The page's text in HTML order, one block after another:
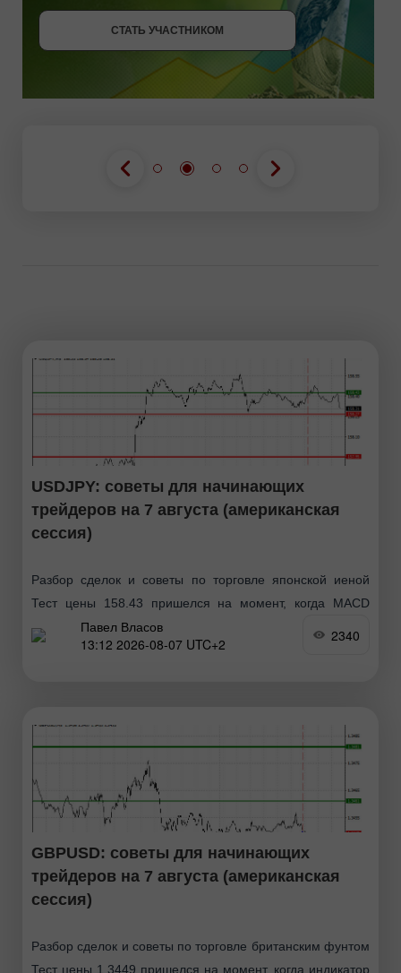
СТАТЬ УЧАСТНИКОМ
СТАТЬ УЧАСТНИКОМ
ПОЛУЧИТЬ БОНУС
USDJPY: советы для начинающих
трейдеров на 7 августа (американская
сессия)
Разбор сделок и советы по торговле японской иеной
Тест цены 158.43 пришелся на момент, когда MACD
только начинал движение вверх от нулевой отметки, что
стало подтверждением правильной точки входа
Павел Власов
13:12 2026-08-07 UTC+2
2340
GBPUSD: советы для начинающих
трейдеров на 7 августа (американская
сессия)
Разбор сделок и советы по торговле британским фунтом
Тест цены 1.3449 пришелся на момент, когда индикатор